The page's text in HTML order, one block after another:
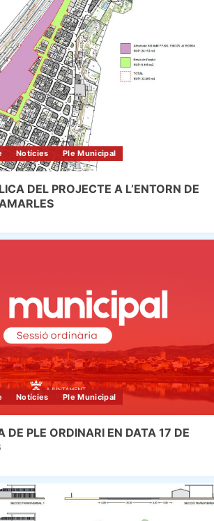
Notícies Ple Municipal
DEL PROJECTE A L’ENTORN DE
Notícies Ple Municipal
DE PLE ORDINARI EN DATA 17 DE